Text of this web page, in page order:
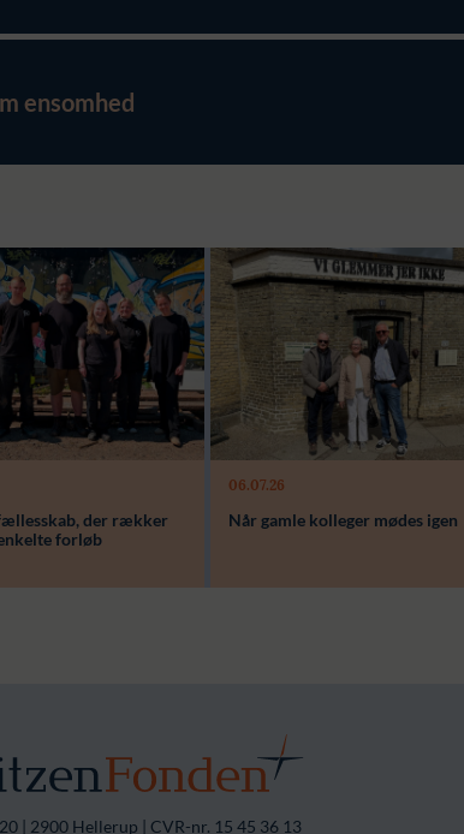
ensomhed
der rækker
forløb
06.07.26
Når gamle kolleger mødes igen
| 2900 Hellerup | CVR-nr. 15 45 36 13